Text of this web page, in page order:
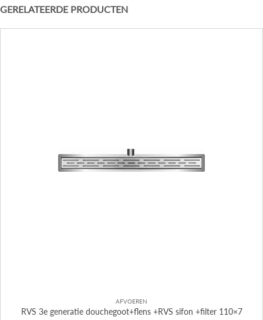
GERELATEERDE PRODUCTEN
AFVOEREN
RVS 3e generatie douchegoot+flens +RVS sifon +filter 110×7